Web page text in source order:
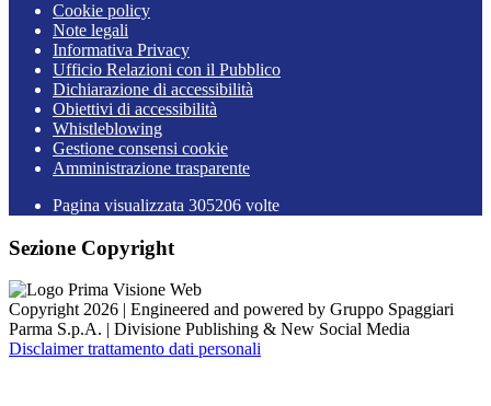
Cookie policy
Note legali
Informativa Privacy
Ufficio Relazioni con il Pubblico
Dichiarazione di accessibilità
Obiettivi di accessibilità
Whistleblowing
Gestione consensi cookie
Amministrazione trasparente
Pagina visualizzata 305206 volte
Sezione Copyright
Copyright 2026 | Engineered and powered by Gruppo Spaggiari
Parma S.p.A. | Divisione Publishing & New Social Media
Disclaimer trattamento dati personali